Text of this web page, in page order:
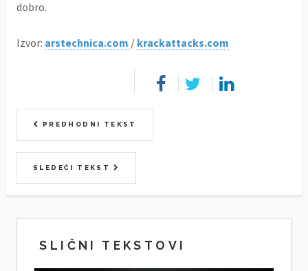
dobro.
Izvor: arstechnica.com / krackattacks.com
PREDHODNI TEKST
SLEDEĆI TEKST
SLIČNI TEKSTOVI